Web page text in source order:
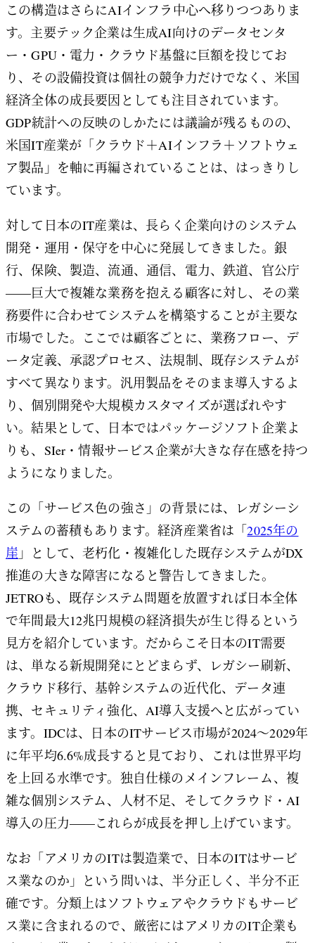
この構造はさらにAIインフラ中心へ移りつつありま
す。主要テック企業は生成AI向けのデータセンタ
ー・GPU・電力・クラウド基盤に巨額を投じてお
り、その設備投資は個社の競争力だけでなく、米国
経済全体の成長要因としても注目されています。
GDP統計への反映のしかたには議論が残るものの、
米国IT産業が「クラウド＋AIインフラ＋ソフトウェ
ア製品」を軸に再編されていることは、はっきりし
ています。
対して日本のIT産業は、長らく企業向けのシステム
開発・運用・保守を中心に発展してきました。銀
行、保険、製造、流通、通信、電力、鉄道、官公庁
——巨大で複雑な業務を抱える顧客に対し、その業
務要件に合わせてシステムを構築することが主要な
市場でした。ここでは顧客ごとに、業務フロー、デ
ータ定義、承認プロセス、法規制、既存システムが
すべて異なります。汎用製品をそのまま導入するよ
り、個別開発や大規模カスタマイズが選ばれやす
い。結果として、日本ではパッケージソフト企業よ
りも、SIer・情報サービス企業が大きな存在感を持つ
ようになりました。
この「サービス色の強さ」の背景には、レガシーシ
ステムの蓄積もあります。経済産業省は「2025年の
崖 」として、老朽化・複雑化した既存システムがDX
推進の大きな障害になると警告してきました。
JETROも、既存システム問題を放置すれば日本全体
で年間最大12兆円規模の経済損失が生じ得るという
見方を紹介しています。だからこそ日本のIT需要
は、単なる新規開発にとどまらず、レガシー刷新、
クラウド移行、基幹システムの近代化、データ連
携、セキュリティ強化、AI導入支援へと広がってい
ます。IDCは、日本のITサービス市場が2024〜2029年
に年平均6.6%成長すると見ており、これは世界平均
を上回る水準です。独自仕様のメインフレーム、複
雑な個別システム、人材不足、そしてクラウド・AI
導入の圧力——これらが成長を押し上げています。
なお「アメリカのITは製造業で、日本のITはサービ
ス業なのか」という問いは、半分正しく、半分不正
確です。分類上はソフトウェアやクラウドもサービ
ス業に含まれるので、厳密にはアメリカのIT企業も